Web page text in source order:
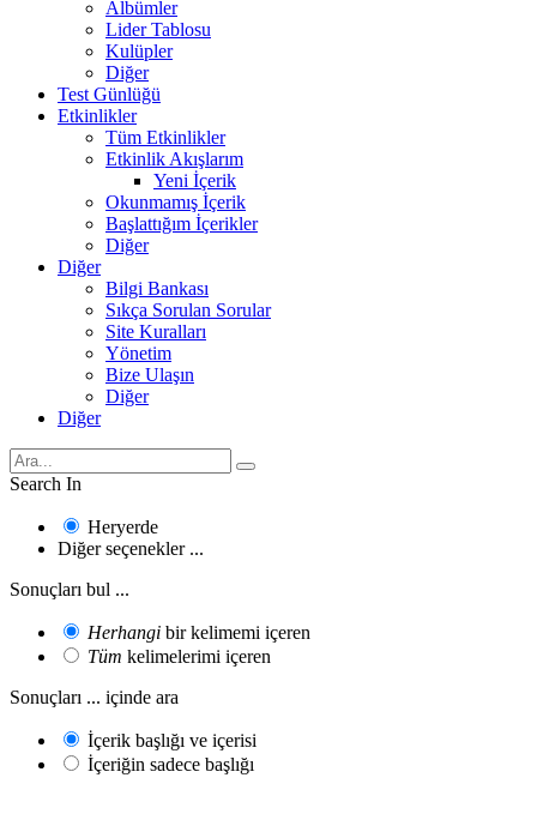
Albümler
Lider Tablosu
Kulüpler
Diğer
Test Günlüğü
Etkinlikler
Tüm Etkinlikler
Etkinlik Akışlarım
Yeni İçerik
Okunmamış İçerik
Başlattığım İçerikler
Diğer
Diğer
Bilgi Bankası
Sıkça Sorulan Sorular
Site Kuralları
Yönetim
Bize Ulaşın
Diğer
Diğer
Search In
Heryerde
Diğer seçenekler ...
Sonuçları bul ...
Herhangi bir kelimemi içeren
Tüm kelimelerimi içeren
Sonuçları ... içinde ara
İçerik başlığı ve içerisi
İçeriğin sadece başlığı